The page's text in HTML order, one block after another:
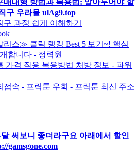
구 우라몰 ulAg9.top
구 과정 쉽게 이해하기
리스≫ 클릭 랭킹 Best 5 보기~! 핵심
합니다 - 정력원
가격 작용 복용방법 처방 정보 - 파워
접속 - 프릭툰 우회 - 프릭툰 최신 주소
써보니 좋더라구요 아래에서 할인